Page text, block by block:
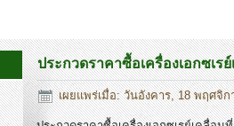
ประกวดราคาซื้อเครื่องเอกซเร
เผยแพร่เมื่อ: วันอังคาร, 18 พฤศจิก